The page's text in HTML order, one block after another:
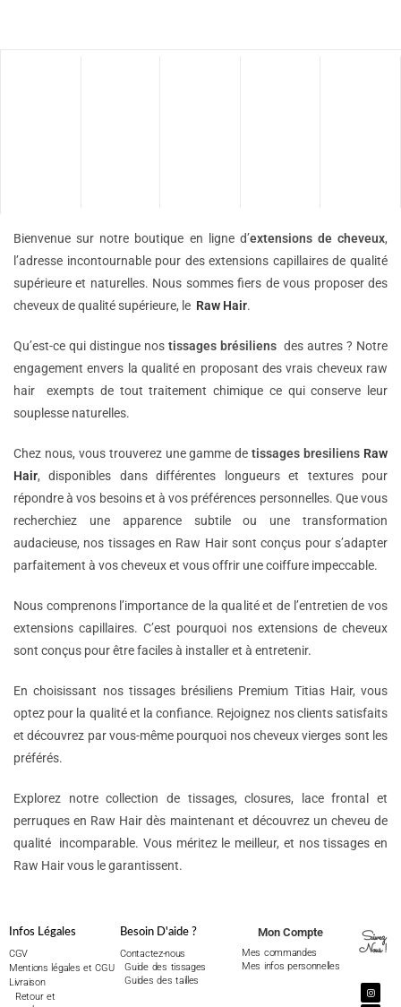
Bienvenue sur notre boutique en ligne d’extensions decheveux,
l’adresse incontournable pour des extensions capillaires de qualité
supérieure et naturelles. Nous sommes fiers de vous proposer des
cheveux de qualité supérieure, le Raw Hair.
Qu’est-ce qui distingue nos tissages brésiliens des autres ? Notre
engagement envers la qualité en proposant des vrais cheveux raw
hair exempts de tout traitement chimique ce qui conserve leur
souplesse naturelles.
Chez nous, vous trouverez une gamme detissages bresiliens Raw
Hair, disponibles dans différentes longueurs et textures pour
répondre à vos besoins et à vos préférences personnelles. Que vous
recherchiez une apparence subtile ou une transformation
audacieuse, nos tissages en Raw Hair sont conçus pour s’adapter
parfaitement à vos cheveux et vous offrir une coiffure impeccable.
Nous comprenons l’importance de la qualité et de l’entretien de vos
extensions capillaires. C’est pourquoi nos extensions de cheveux
sont conçus pour être faciles à installer et à entretenir.
En choisissant nos tissages brésiliens Premium Titias Hair, vous
optez pour la qualité et la confiance. Rejoignez nos clients satisfaits
et découvrez par vous-même pourquoi nos cheveux vierges sont les
préférés.
Explorez notre collection de tissages, closures, lace frontal et
perruques en Raw Hair dès maintenant et découvrez un cheveu de
qualité incomparable. Vous méritez le meilleur, et nos tissages en
Raw Hair vous le garantissent.
Infos Légales
CGV
Mentions légales et CGU
Livraison
Retour et
Besoin D'aide ?
Contactez-nous
Guide des tissages
Guides des tailles
Mon Compte
Mes commandes
Mes infos personnelles
Suivez
Nous !